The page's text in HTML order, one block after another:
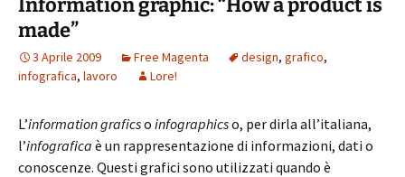
Information graphic: “How a product is
made”
3 Aprile 2009 Free Magenta design, grafico,
infografica, lavoro Lore!
L’information graficso infographicso, per dirla all’italiana,
l’infografica è un rappresentazione di informazioni, dati o
conoscenze. Questi grafici sono utilizzati quando è